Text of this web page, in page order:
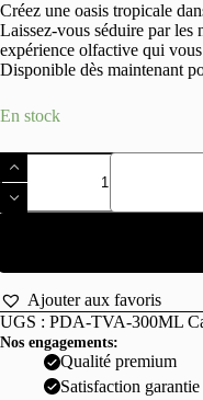
Créez une oasis tropicale
Laissez-vous séduire par les
expérience olfactive qui
Disponible dès maintenant
En stock
quantité
de
Parfum
d'ambiance
300ml
Ajouter aux favoris
UGS : PDA-TVA-300ML
Nos engagements:
Qualité premium
Satisfaction garantie